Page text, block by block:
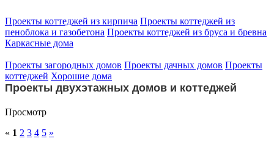
Проекты коттеджей из кирпича Проекты коттеджей из
пеноблока и газобетона Проекты коттеджей из бруса и бревна
Каркасные дома
Проекты загородных домов Проекты дачных домов Проекты
коттеджей Хорошие дома
Проекты двухэтажных домов и коттеджей
Просмотр
« 1 2 3 4 5 »